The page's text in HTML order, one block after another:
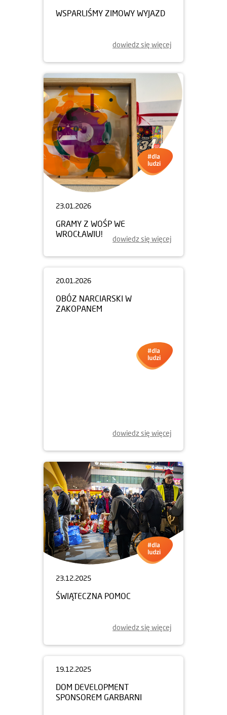
WSPARLIŚMY ZIMOWY WYJAZD
dowiedz się więcej
23.01.2026
GRAMY Z WOŚP WE
WROCŁAWIU!
dowiedz się więcej
dowiedz się więcej
23.12.2025
ŚWIĄTECZNA POMOC
dowiedz się więcej